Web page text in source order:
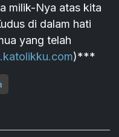
milik-Nya atas kita
di dalam hati
yang telah
)***